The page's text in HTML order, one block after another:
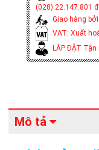
(028).22.147.801
Giao hàng
VAT: Xuất
LẮP ĐẶT Tận
Mô tả